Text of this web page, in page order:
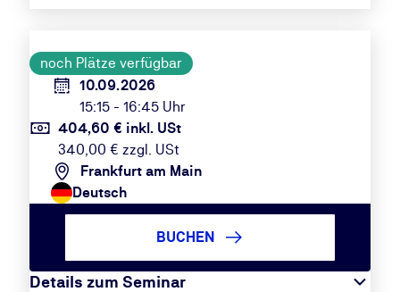
noch Plätze verfügbar
10.09.2026
15:15 - 16:45 Uhr
404,60 € inkl. USt
340,00 € zzgl. USt
Frankfurt am Main
Deutsch
Details zum Seminar
BUCHEN